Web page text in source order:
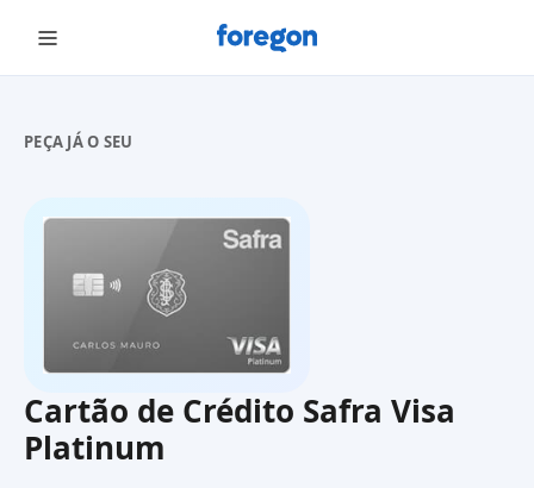
Foregon.com
PEÇA JÁ O SEU
Cartão de Crédito Safra Visa
Platinum